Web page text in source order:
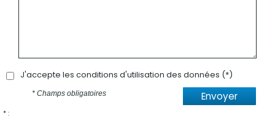
J'accepte les conditions d'utilisation des données (*)
Envoyer
* Champs obligatoires
* :